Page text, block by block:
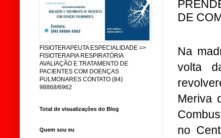
DE
Na
volta
Meriva
no
FISIOTERAPEUTA ESPECIALIDADE =>
FISIOTERAPIA RESPIRATÓRIA
AVALIAÇÃO E TRATAMENTO DE
PACIENTES COM DOENÇAS
PULMONARES CONTATO (84)
98868/6962
Total de visualizações do Blog
Quem sou eu